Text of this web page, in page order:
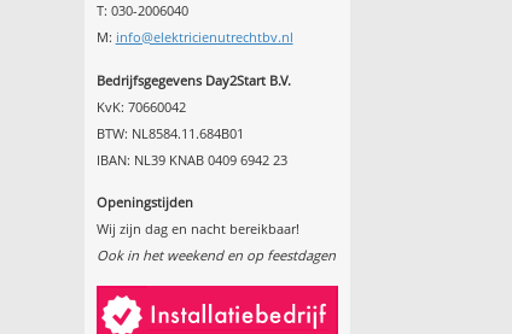
T: 030-2006040
M: info@elektricienutrechtbv.nl
Bedrijfsgegevens Day2Start B.V.
KvK: 70660042
BTW: NL8584.11.684B01
IBAN: NL39 KNAB 0409 6942 23
Openingstijden
Wij zijn dag en nacht bereikbaar!
Ook in het weekend en op feestdagen